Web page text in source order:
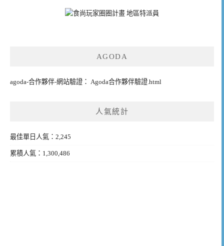
AGODA
agoda-合作夥伴-網站驗證： Agoda合作夥伴驗證.html
人氣統計
最佳單日人氣：2,245
累積人氣：1,300,486